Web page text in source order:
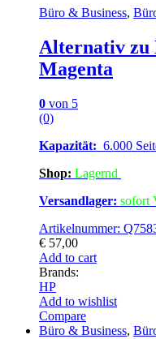
Büro & Business,
Alternativ zu
Magenta
0 von 5
(0)
Kapazität: 6.000
Shop: Lagernd
Versandlager: sofort
Artikelnummer:
€ 57,00
Add to cart
Brands:
HP
Add to wishlist
Compare
Büro & Business,